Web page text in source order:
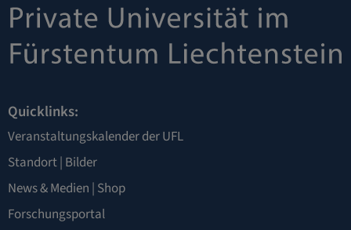
Quicklinks:
Veranstaltungskalender der UFL
Standort| Bilder
News & Medien | Shop
Forschungsportal